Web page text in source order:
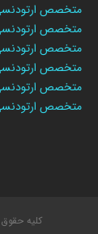
متخصص ارتودنسی
متخصص ارتودنسی
متخصص
متخصص
متخصص
متخصص
کلیه